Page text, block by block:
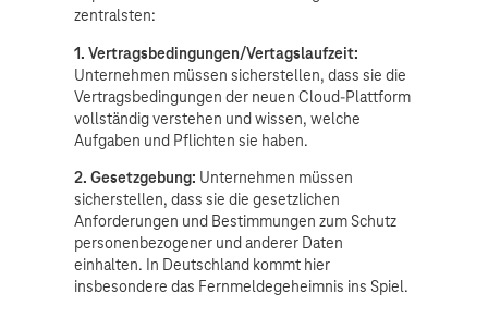
zentralsten:
1. Vertragsbedingungen/Vertagslaufzeit:
Unternehmen müssen sicherstellen, dass sie die
Vertragsbedingungen der neuen Cloud-Plattform
vollständig verstehen und wissen, welche
Aufgaben und Pflichten sie haben.
2. Gesetzgebung: Unternehmen müssen
sicherstellen, dass sie die gesetzlichen
Anforderungen und Bestimmungen zum Schutz
personenbezogener und anderer Daten
einhalten. In Deutschland kommt hier
insbesondere das Fernmeldegeheimnis ins Spiel.